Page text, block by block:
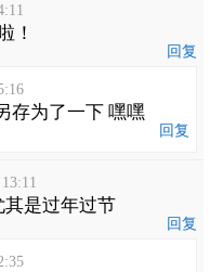
！
回复
存为了一下 嘿嘿
回复
是过年过节
回复